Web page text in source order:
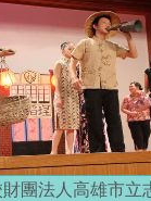
團法人高雄市立